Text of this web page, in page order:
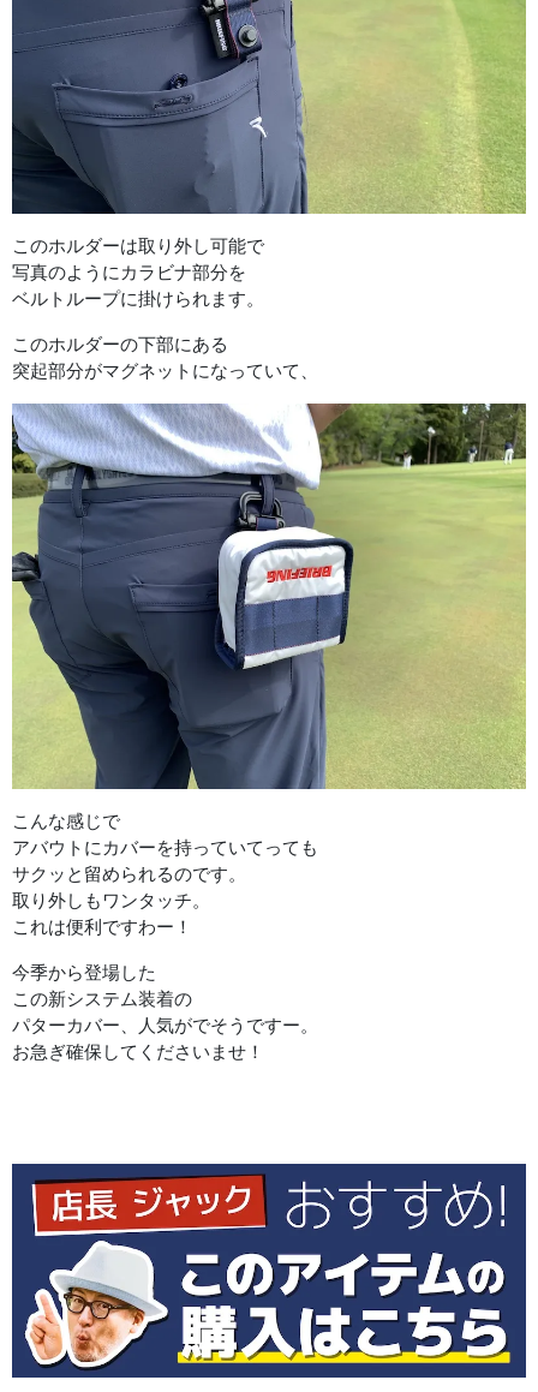
このホルダーは取り外し可能で
写真のようにカラビナ部分を
ベルトループに掛けられます。
このホルダーの下部にある
突起部分がマグネットになっていて、
こんな感じで
アバウトにカバーを持っていてっても
サクッと留められるのです。
取り外しもワンタッチ。
これは便利ですわー！
今季から登場した
この新システム装着の
パターカバー、人気がでそうですー。
お急ぎ確保してくださいませ！